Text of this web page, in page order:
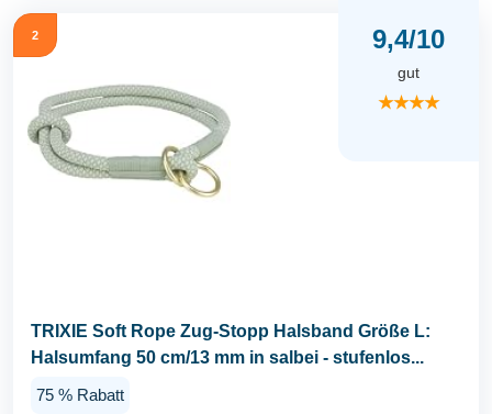
2 9,4/10
gut
★★★★
TRIXIE Soft Rope Zug-Stopp Halsband Größe L:
Halsumfang 50 cm/13 mm in salbei - stufenlos...
75 % Rabatt